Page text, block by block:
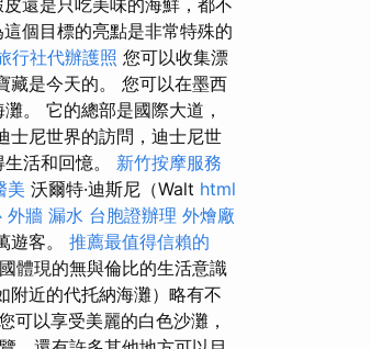
個目標的亮點是非常特殊的
行社代辦護照 您可以收集漂
藏是今天的。 您可以在墨西
。 它的總部是國際大道，
士尼世界的訪問，迪士尼世
活和回憶。 新竹按摩服務
美 沃爾特·迪斯尼（Walt html
外牆 漏水 台胞證辦理 外燴廠
遊客。 推薦最值得信賴的
體現的無與倫比的生活意識
附近的代托納海灘）略有不
可以享受美麗的白色沙灘，